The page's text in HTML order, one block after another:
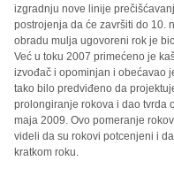
izgradnju nove linije
postrojenja da će završiti do 10.
obradu mulja ugovoreni rok je
Već u toku 2007 primećeno je
izvođač i opominjan i obećavao
tako bilo predviđeno da
prolongiranje rokova i dao tvrda
maja 2009. Ovo pomeranje
videli da su rokovi potcenjeni i
kratkom roku.